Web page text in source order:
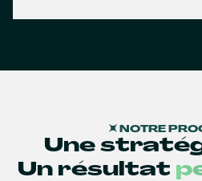
NOTRE
Une
Un résultat